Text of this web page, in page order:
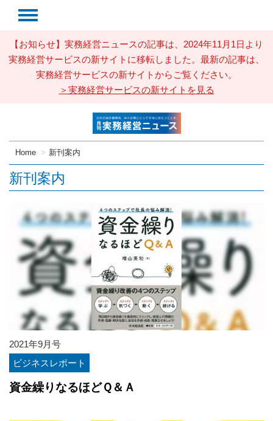
【お知らせ】実務経営ニュースの記事は、2024年11月1日より
実務経営サービスの新サイトに移転しました。最新の記事は、
実務経営サービスの新サイトからご覧ください。
＞実務経営サービスの新サイトを見る
Home 新刊案内
新刊案内
2021年9月号
ビジネスレポート
資金繰りなるほどＱ＆Ａ